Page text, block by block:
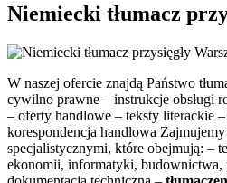
Niemiecki tłumacz
W naszej ofercie znajdą Państwo
cywilno prawne – instrukcje obsługi
– oferty handlowe – teksty literackie
korespondencja handlowa
specjalistycznymi, które obejmują: –
ekonomii, informatyki, budownictwa,